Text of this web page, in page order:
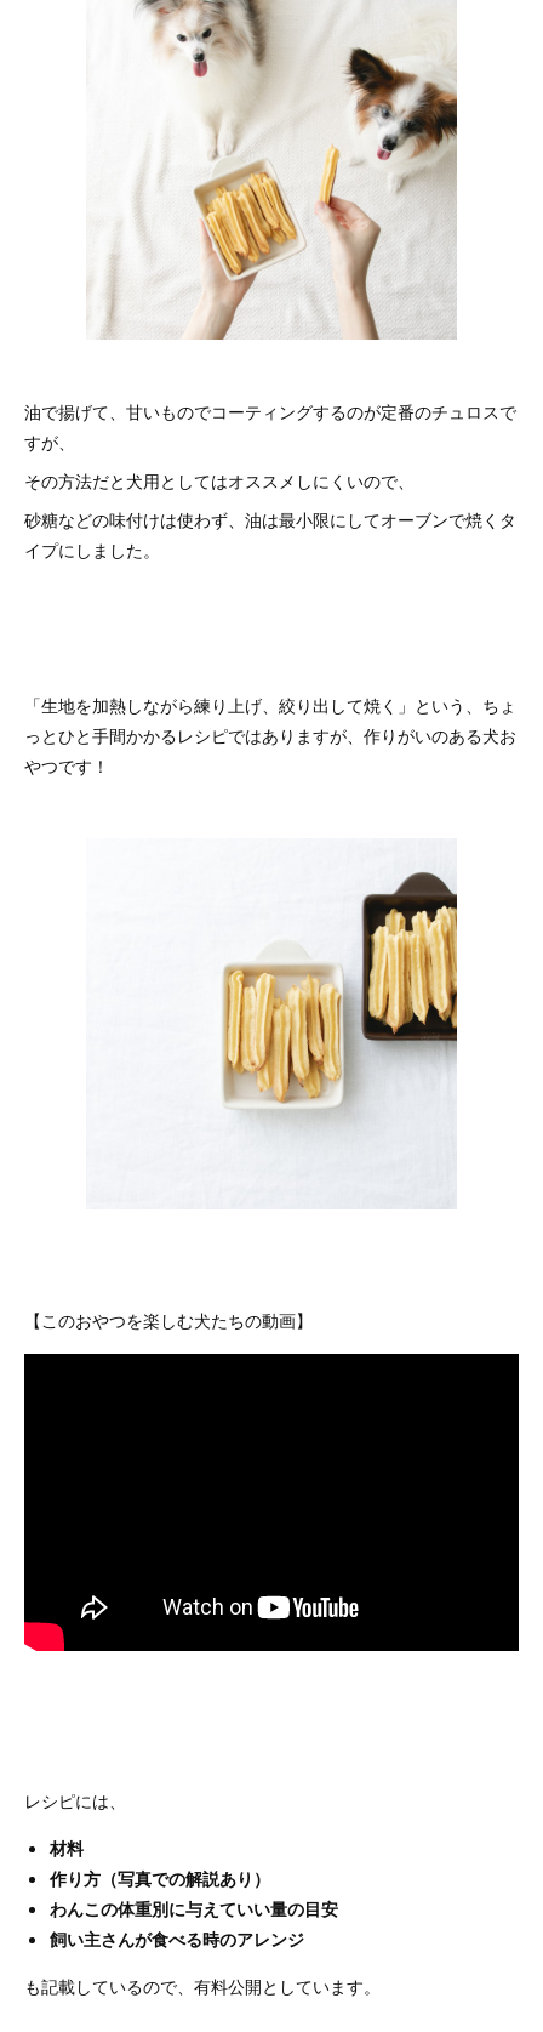
油で揚げて、甘いものでコーティングするのが定番のチュロスで
すが、
その方法だと犬用としてはオススメしにくいので、
砂糖などの味付けは使わず、油は最小限にしてオーブンで焼くタ
イプにしました。
「生地を加熱しながら練り上げ、絞り出して焼く」という、ちょ
っとひと手間かかるレシピではありますが、作りがいのある犬お
やつです！
【このおやつを楽しむ犬たちの動画】
レシピには、
材料
作り方（写真での解説あり）
わんこの体重別に与えていい量の目安
飼い主さんが食べる時のアレンジ
も記載しているので、有料公開としています。